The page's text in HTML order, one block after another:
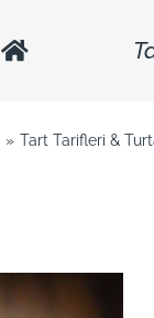
Tart Tarifleri &